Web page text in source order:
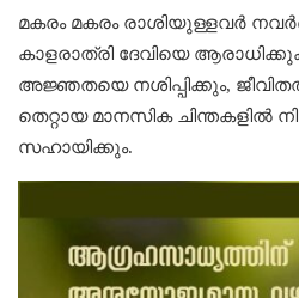
മകരം മകരം രാശിയുള്ളവര്‍
കാളരാത്രി ദേവിയെ
അജ്ഞതയെ നശിപ്പിക്കും,
തെറ്റായ മാനസിക ചിന്തകളിൽ
സഹായിക്കും.